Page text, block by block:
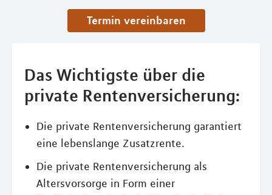
Termin vereinbaren
Das Wichtigste über die
private Rentenversicherung:
Die private Rentenversicherung garantiert
eine lebenslange Zusatzrente.
Die private Rentenversicherung als
Altersvorsorge in Form einer